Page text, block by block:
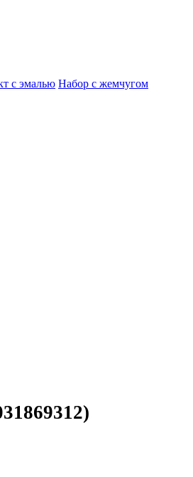
с эмалью Набор с жемчугом